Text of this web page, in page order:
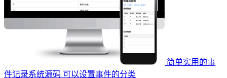
简单实用的事
件记录系统源码 可以设置事件的分类